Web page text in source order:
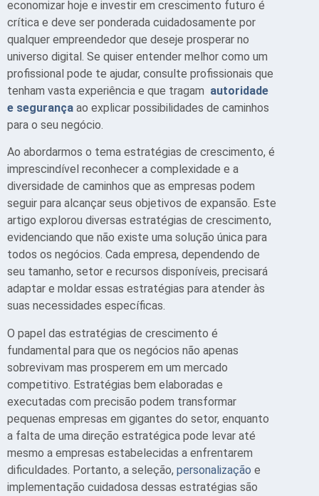
economizar hoje e investir em crescimento futuro é
crítica e deve ser ponderada cuidadosamente por
qualquer empreendedor que deseje prosperar no
universo digital. Se quiser entender melhor como um
profissional pode te ajudar, consulte profissionais que
tenham vasta experiência e que tragam autoridade
e segurança ao explicar possibilidades de caminhos
para o seu negócio.
Ao abordarmos o tema estratégias de crescimento, é
imprescindível reconhecer a complexidade e a
diversidade de caminhos que as empresas podem
seguir para alcançar seus objetivos de expansão. Este
artigo explorou diversas estratégias de crescimento,
evidenciando que não existe uma solução única para
todos os negócios. Cada empresa, dependendo de
seu tamanho, setor e recursos disponíveis, precisará
adaptar e moldar essas estratégias para atender às
suas necessidades específicas.
O papel das estratégias de crescimento é
fundamental para que os negócios não apenas
sobrevivam mas prosperem em um mercado
competitivo. Estratégias bem elaboradas e
executadas com precisão podem transformar
pequenas empresas em gigantes do setor, enquanto
a falta de uma direção estratégica pode levar até
mesmo a empresas estabelecidas a enfrentarem
dificuldades. Portanto, a seleção, personalização e
implementação cuidadosa dessas estratégias são